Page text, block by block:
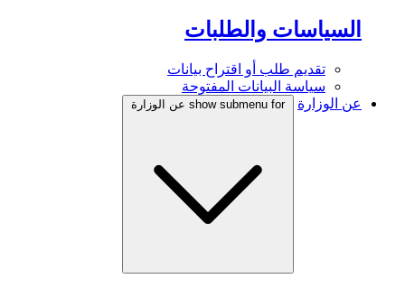
السياسات والطلبات
تقديم طلب أو اقتراح بيانات
سياسة البيانات المفتوحة
عن الوزارة
show submenu for عن الوزارة